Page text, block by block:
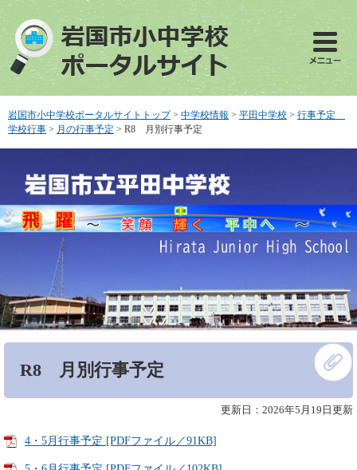
で
す
ば
し
岩国市小中学校ポータルサイトトップ > 中学校情報 > 平田中学校 > 行事予定
学校行事 > 月の行事予定 > R8 月別行事予定
R8 月別行事予定
更新日：2026年5月19日更新
4・5月行事予定 [PDFファイル／91KB]